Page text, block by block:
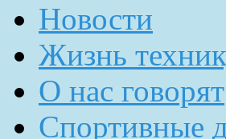
Новости
Жизнь
О нас говорят
Спортивные